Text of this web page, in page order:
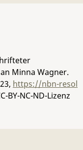
Minna Wagner.
, https://nbn-resol
BY-NC-ND-Lizenz